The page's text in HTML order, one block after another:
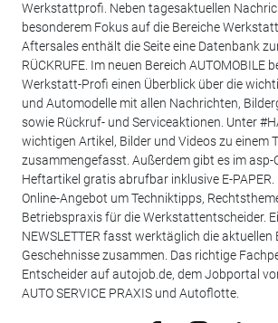
Werkstattprofi. Neben tagesaktuellen
besonderem Fokus auf die Bereiche
Aftersales enthält die Seite eine Datenbank
RÜCKRUFE. Im neuen Bereich AUTOMOBILE
Werkstatt-Profi einen Überblick über die
und Automodelle mit allen Nachrichten,
sowie Rückruf- und Serviceaktionen. Unter
wichtigen Artikel, Bilder und Videos zu einem
zusammengefasst. Außerdem gibt es im asp-
Heftartikel gratis abrufbar inklusive E-
Online-Angebot um Techniktipps,
Betriebspraxis für die Werkstattentscheider.
NEWSLETTER fasst werktäglich die aktuellen
Geschehnisse zusammen. Das richtige
Entscheider auf autojob.de, dem Jobportal
AUTO SERVICE PRAXIS und Autoflotte.